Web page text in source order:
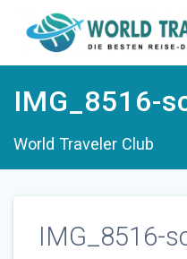
Inhalt
springen
IMG_8516-
World Traveler Club
IMG_8516-